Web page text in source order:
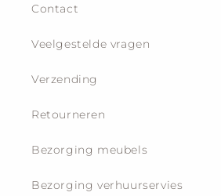
Contact
Veelgestelde vragen
Verzending
Retourneren
Bezorging meubels
Bezorging verhuurservies